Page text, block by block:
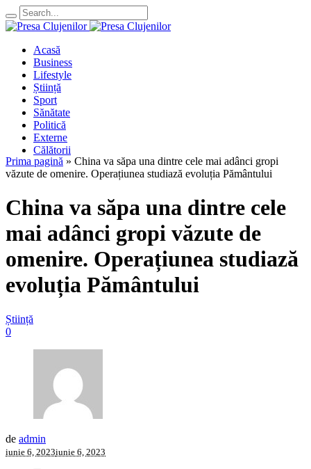
Acasă
Business
Lifestyle
Știință
Sport
Sănătate
Politică
Externe
Călătorii
Prima pagină » China va săpa una dintre cele mai adânci gropi
văzute de omenire. Operațiunea studiază evoluția Pământului
China va săpa una dintre cele
mai adânci gropi văzute de
omenire. Operațiunea studiază
evoluția Pământului
Știință
0
de admin
iunie 6, 2023iunie 6, 2023